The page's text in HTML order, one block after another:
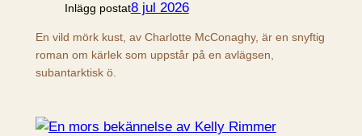
Inlägg postat8 jul 2026
En vild mörk kust, av Charlotte McConaghy, är en snyftig
roman om kärlek som uppstår på en avlägsen,
subantarktisk ö.